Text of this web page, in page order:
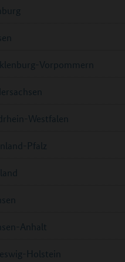
Vorpommern
Westfalen
Pfalz
Anhalt
Holstein